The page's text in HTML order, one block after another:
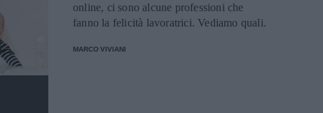
online, ci sono alcune professioni che
fanno la felicità lavoratrici. Vediamo quali.
MARCO VIVIANI